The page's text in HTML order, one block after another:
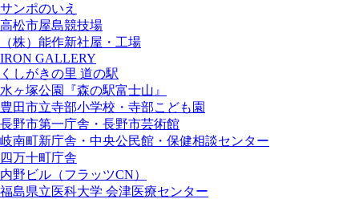
サンポのいえ
高松市屋島競技場
（株）能作新社屋・工場
IRON GALLERY
くしがきの里 道の駅
水ヶ塚公園『森の駅富士山』
豊田市立寺部小学校・寺部こども園
長野市第一庁舎・長野市芸術館
岐南町新庁舎・中央公⺠館・保健相談センター
四万十町庁舎
内野ビル（フラッツCN）
福島県立医科大学 会津医療センター